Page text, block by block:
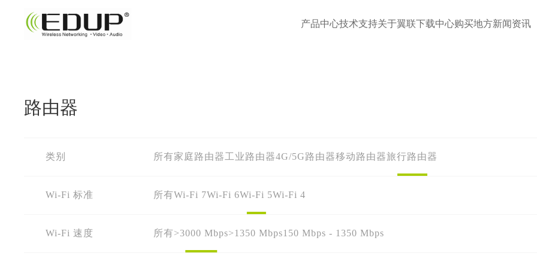
产品中心技术支持关于翼联下载中心购买地方新闻资讯
路由器
类别 所有家庭路由器工业路由器4G/5G路由器移动路由器旅行路由器
Wi-Fi 标准 所有Wi-Fi 7Wi-Fi 6Wi-Fi 5Wi-Fi 4
Wi-Fi 速度 所有>3000 Mbps>1350 Mbps150 Mbps - 1350 Mbps